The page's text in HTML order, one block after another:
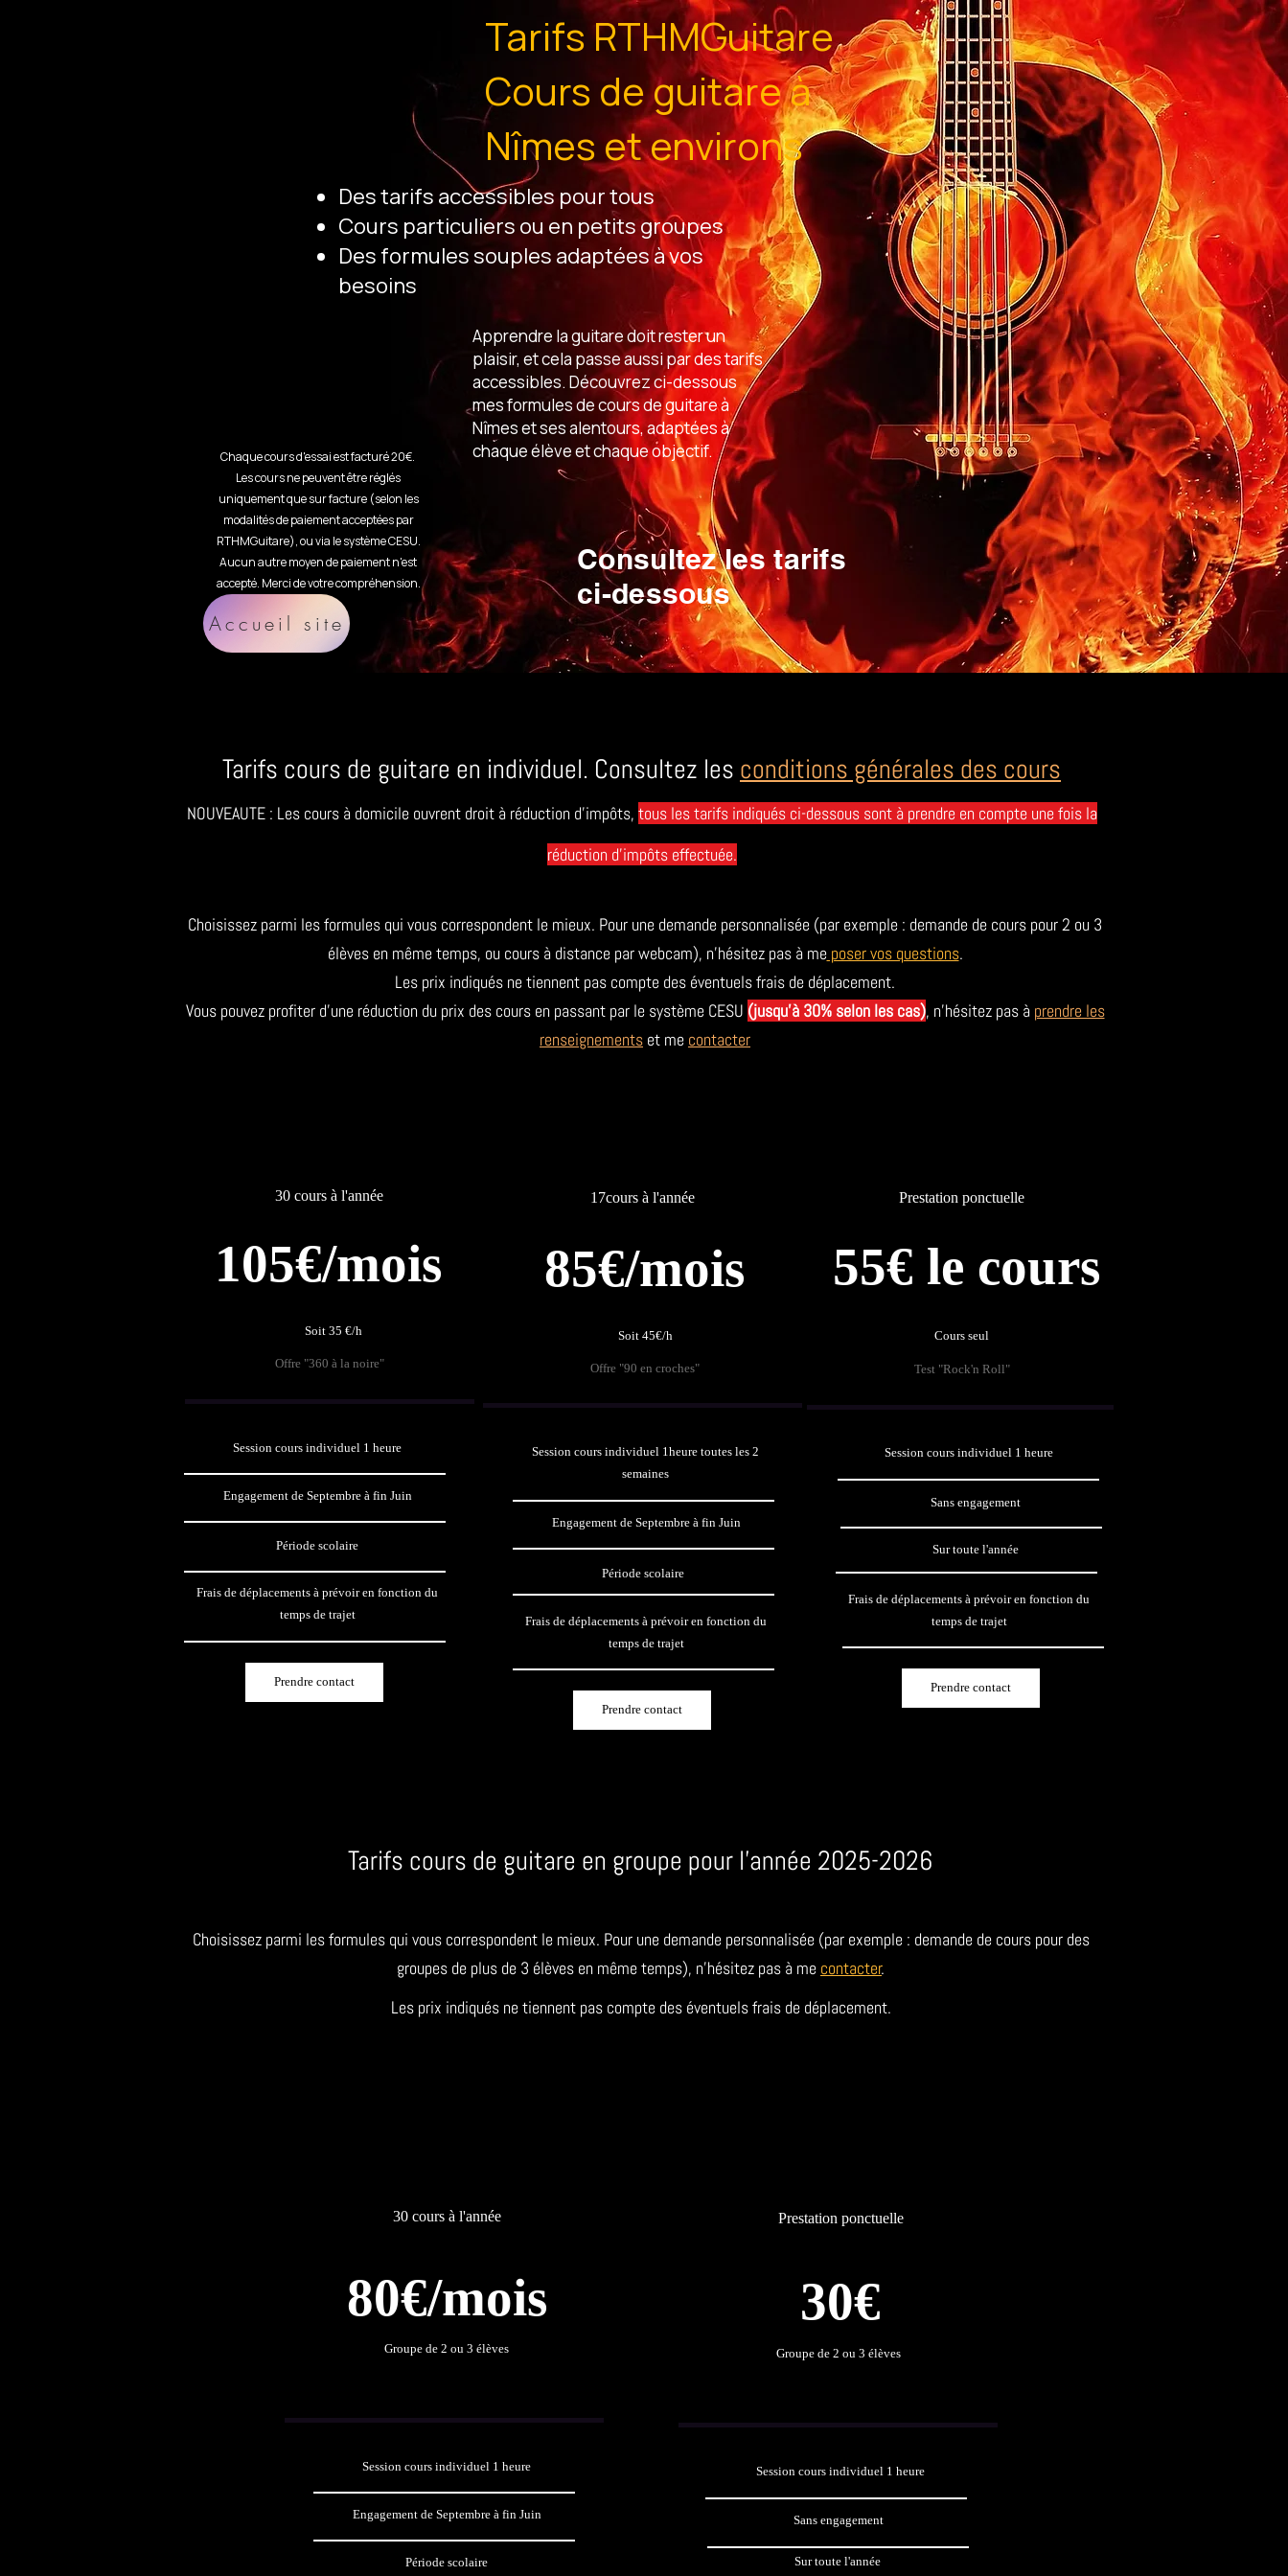
Tarifs RTHMGuitare
Cours de guitare à
Nîmes et environs
Des tarifs accessibles pour tous
Cours particuliers ou en petits groupes
Des formules souples adaptées à vos
besoins
Chaque cours d'essai est facturé 20€.
Les cours ne peuvent être réglés
uniquement que sur facture (selon les
modalités de paiement acceptées par
RTHMGuitare), ou via le système CESU.
Aucun autre moyen de paiement n'est
accepté. Merci de votre compréhension.
Accueil site
Apprendre la guitare doit rester un
plaisir, et cela passe aussi par des tarifs
accessibles. Découvrez ci-dessous
mes formules de cours de guitare à
Nîmes et ses alentours, adaptées à
chaque élève et chaque objectif.
Consultez les tarifs
ci-dessous
Tarifs cours de guitare en individuel. Consultez les conditions générales des cours
NOUVEAUTE : Les cours à domicile ouvrent droit à réduction d'impôts, tous les tarifs indiqués ci-dessous sont à prendre en compte une fois la
réduction d'impôts effectuée.
Choisissez parmi les formules qui vous correspondent le mieux. Pour une demande personnalisée (par exemple : demande de cours pour 2 ou 3
élèves en même temps, ou cours à distance par webcam), n'hésitez pas à meposer vos questions.
Les prix indiqués ne tiennent pas compte des éventuels frais de déplacement.
Vous pouvez profiter d'une réduction du prix des cours en passant par le système CESU (jusqu'à 30% selon les cas), n'hésitez pas à prendre les
renseignements et me contacter
30 cours à l'année
105€/mois
Soit 35 €/h
Offre "360 à la noire"
Session cours individuel 1 heure
Engagement de Septembre à fin Juin
Période scolaire
Frais de déplacements à prévoir en fonction du
temps de trajet
Prendre contact
17cours à l'année
85€/mois
Soit 45€/h
Offre "90 en croches"
Session cours individuel 1heure toutes les 2
semaines
Engagement de Septembre à fin Juin
Période scolaire
Prendre contact
Frais de déplacements à prévoir en fonction du
temps de trajet
55€ le cours
Prestation ponctuelle
Cours seul
Test "Rock'n Roll"
Session cours individuel 1 heure
Sans engagement
Sur toute l'année
Prendre contact
Frais de déplacements à prévoir en fonction du
temps de trajet
Tarifs cours de guitare en groupe pour l'année 2025-2026
Choisissez parmi les formules qui vous correspondent le mieux. Pour une demande personnalisée (par exemple : demande de cours pour des
groupes de plus de 3 élèves en même temps), n'hésitez pas à me contacter.
Les prix indiqués ne tiennent pas compte des éventuels frais de déplacement.
30 cours à l'année
80€/mois
Groupe de 2 ou 3 élèves
Session cours individuel 1 heure
Engagement de Septembre à fin Juin
Période scolaire
Groupe de 2 ou 3 élèves
30€
Prestation ponctuelle
Session cours individuel 1 heure
Sans engagement
Sur toute l'année